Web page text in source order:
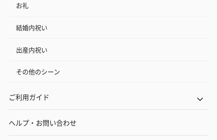
お礼
結婚内祝い
出産内祝い
その他のシーン
ご利用ガイド
ヘルプ・お問い合わせ